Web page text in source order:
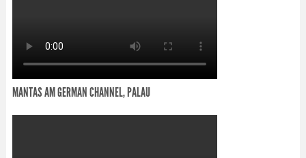
MANTAS AM GERMAN CHANNEL, PALAU